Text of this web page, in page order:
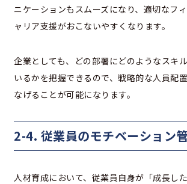
ニケーションもスムーズになり、適切なフ
ャリア支援がおこないやすくなります。
企業としても、どの部署にどのようなスキ
いるかを把握できるので、戦略的な人員配
なげることが可能になります。
2-4. 従業員のモチベーション
人材育成において、従業員自身が「成長し